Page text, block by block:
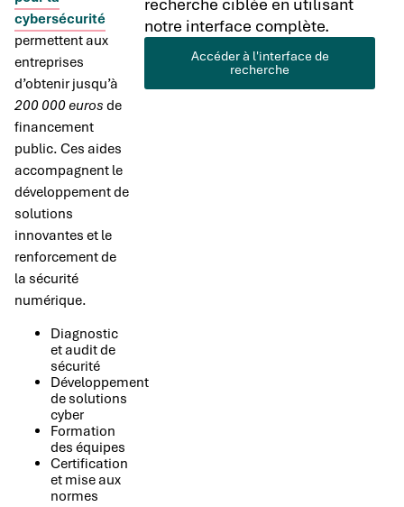
cybersécurité
permettent aux
entreprises
d’obtenir jusqu’à
200 000 euros de
financement
public. Ces aides
accompagnent le
développement de
solutions
innovantes et le
renforcement de
la sécurité
numérique.
Diagnostic
et audit de
sécurité
Développement
de solutions
cyber
Formation
des équipes
Certification
et mise aux
normes
recherche ciblée en utilisant
notre interface complète.
Accéder à l'interface de
recherche